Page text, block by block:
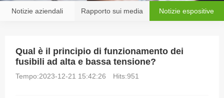
Notizie aziendali Rapporto sui media Notizie espositive
Qual è il principio di funzionamento dei
fusibili ad alta e bassa tensione?
Tempo:2023-12-21 15:42:26 Hits:951